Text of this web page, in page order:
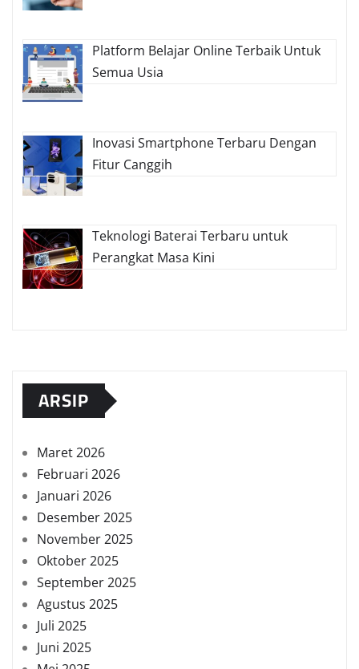
Platform Belajar Online Terbaik Untuk
Semua Usia
Inovasi Smartphone Terbaru Dengan
Fitur Canggih
Teknologi Baterai Terbaru untuk
Perangkat Masa Kini
ARSIP
Maret 2026
Februari 2026
Januari 2026
Desember 2025
November 2025
Oktober 2025
September 2025
Agustus 2025
Juli 2025
Juni 2025